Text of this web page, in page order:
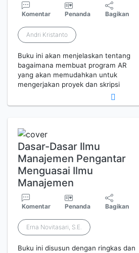
Komentar Penanda Bagikan
Andri Kristanto
Buku ini akan menjelaskan tentang
bagaimana membuat program AR
yang akan memudahkan untuk
mengerjakan proyek dan skripsi
Dasar-Dasar Ilmu
Manajemen Pengantar
Menguasai Ilmu
Manajemen
Komentar Penanda Bagikan
Erna Novitasari, S.E.
Buku ini disusun dengan ringkas dan